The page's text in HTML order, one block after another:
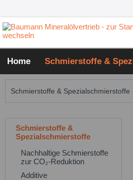
Home Schmierstoffe &
Schmierstoffe & Spezialschmierstoffe
Schmierstoffe &
Spezialschmierstoffe
Nachhaltige Schmierstoffe
zur CO₂-Reduktion
Additive